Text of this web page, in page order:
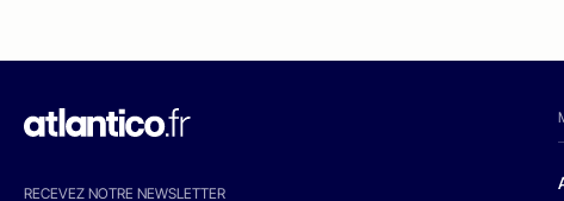
RECEVEZ NOTRE NEWSLETTER